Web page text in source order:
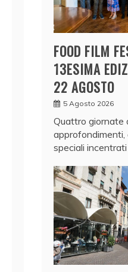
FOOD FILM
13ESIMA
22 AGOSTO
5 Agosto 2026
Quattro giornate
speciali incentrati